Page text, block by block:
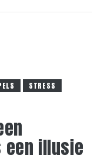
STRESS
illusie